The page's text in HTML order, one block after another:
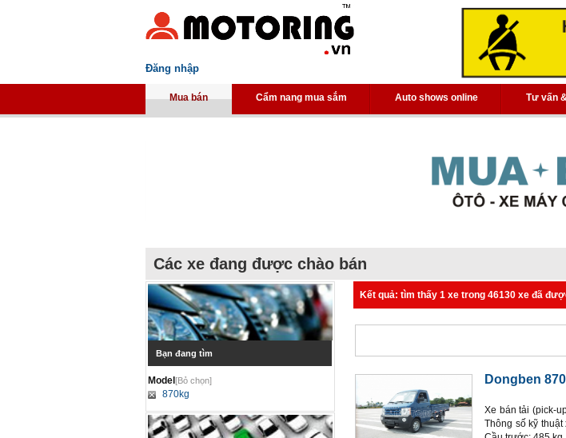
Đăng nhập
Mua bán Cẩm nang mua sắm Auto shows online Tư vấn
Các xe đang được chào bán
Bạn đang tìm
Model[Bỏ chọn]
870kg
Kết quả: tìm thấy 1 xe trong 46130 xe đã
Dongben
Xe bán tải (pick-
Thông số kỹ